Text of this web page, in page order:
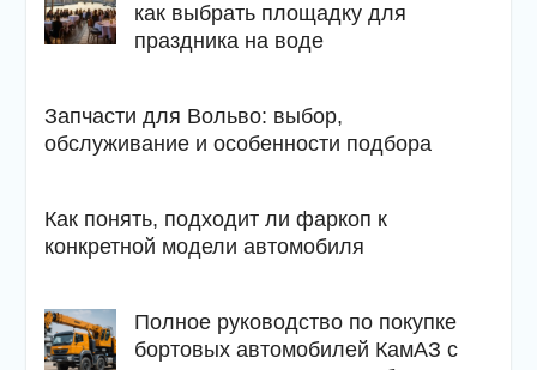
как выбрать площадку для
праздника на воде
Запчасти для Вольво: выбор,
обслуживание и особенности подбора
Как понять, подходит ли фаркоп к
конкретной модели автомобиля
Полное руководство по покупке
бортовых автомобилей КамАЗ с